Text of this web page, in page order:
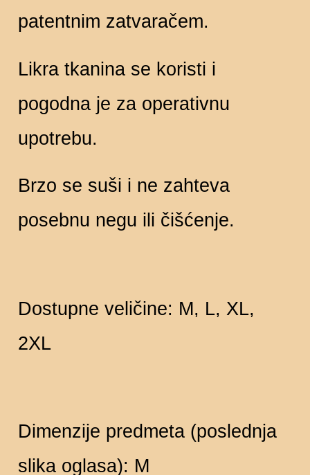
patentnim zatvaračem.
Likra tkanina se koristi i
pogodna je za operativnu
upotrebu.
Brzo se suši i ne zahteva
posebnu negu ili čišćenje.
Dostupne veličine: M, L, XL,
2XL
Dimenzije predmeta (poslednja
slika oglasa): M